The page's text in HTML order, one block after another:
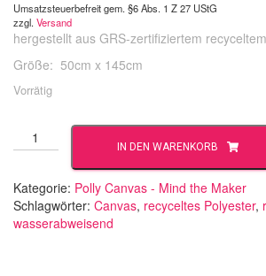
Umsatzsteuerbefreit gem. §6 Abs. 1 Z 27 UStG
zzgl. Versand
hergestellt aus GRS-zertifiziertem
Größe: 50cm x 145cm
Vorrätig
Polly
Canvas
thunder
Menge
IN DEN WARENKORB
Kategorie: Polly Canvas - Mind the Maker
Schlagwörter: Canvas, recyceltes Polyester,
wasserabweisend